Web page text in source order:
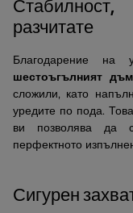
разчитате
Благодарение на
шестоъгълният
сложили, като
уредите по пода.
ви позволява да
перфектното
Сигурен